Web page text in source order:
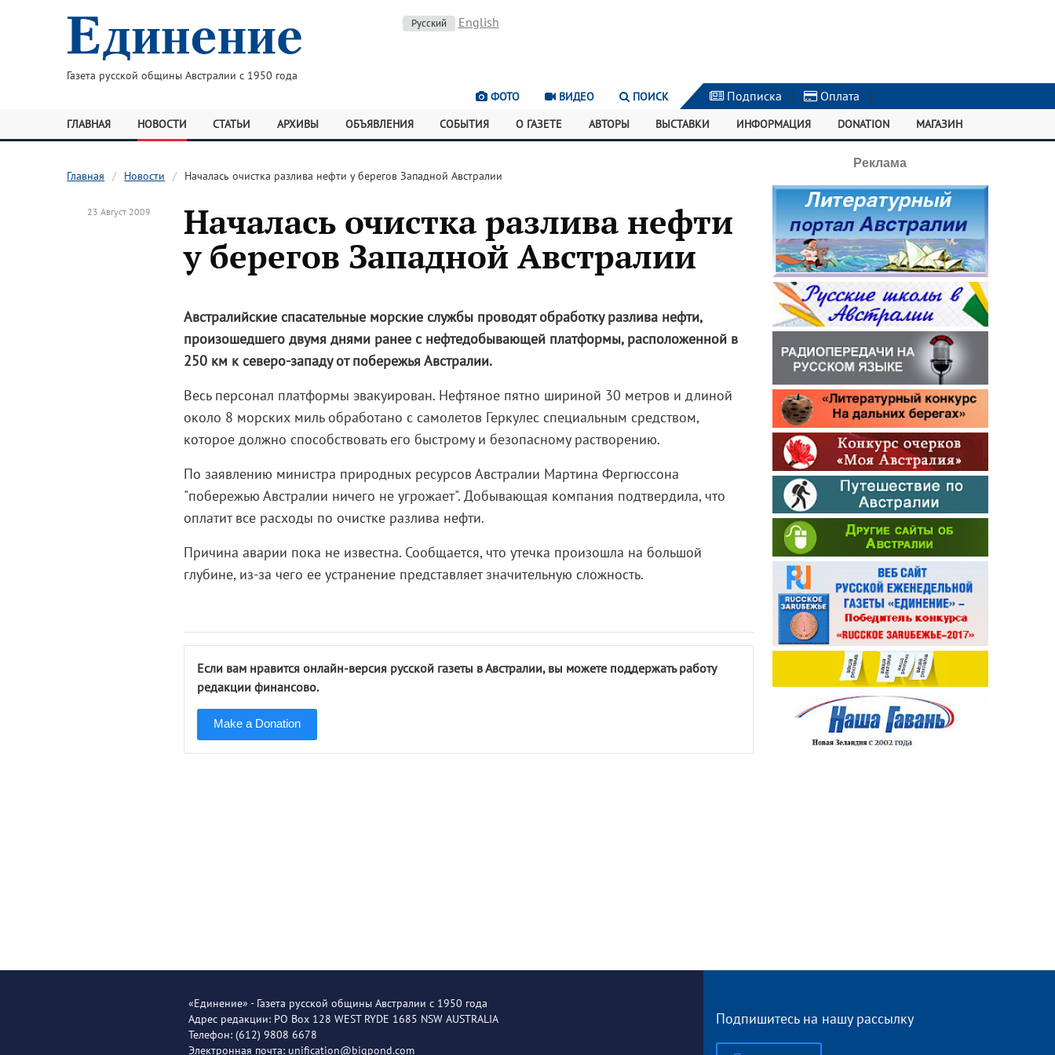
Газета русской общины Австралии с 1950 года
Русский English
ФОТО ВИДЕО ПОИСК Подписка | Оплата |
ГЛАВНАЯ НОВОСТИ СТАТЬИ АРХИВЫ ОБЪЯВЛЕНИЯ СОБЫТИЯ О ГАЗЕТЕ АВТОРЫ ВЫСТАВКИ ИНФОРМАЦИЯ DONATION МАГАЗИН
Главная Новости Началась очистка разлива нефти у берегов Западной Австралии
23 Август 2009 Началась очистка разлива нефти
у берегов Западной Австралии
Австралийские спасательные морские службы проводят обработку разлива нефти,
произошедшего двумя днями ранее с нефтедобывающей платформы, расположенной в
250 км к северо-западу от побережья Австралии.
Весь персонал платформы эвакуирован. Нефтяное пятно шириной 30 метров и длиной
около 8 морских миль обработано с самолетов Геркулес специальным средством,
которое должно способствовать его быстрому и безопасному растворению.
По заявлению министра природных ресурсов Австралии Мартина Фергюссона
"побережью Австралии ничего не угрожает". Добывающая компания подтвердила, что
оплатит все расходы по очистке разлива нефти.
Причина аварии пока не известна. Сообщается, что утечка произошла на большой
глубине, из-за чего ее устранение представляет значительную сложность.
Если вам нравится онлайн-версия русской газеты в Австралии, вы можете поддержать работу
редакции финансово.
Make a Donation
Реклама
«Единение» - Газета русской общины Австралии с 1950 года
Адрес редакции: PO Box 128 WEST RYDE 1685 NSW AUSTRALIA
Телефон: (612) 9808 6678
Электронная почта: unification@bigpond.com
Подпишитесь на нашу рассылку